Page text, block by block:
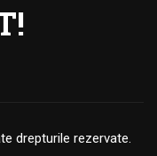
drepturile rezervate.